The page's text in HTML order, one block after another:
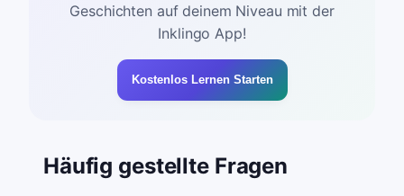
Geschichten auf deinem Niveau mit der
Inklingo App!
Kostenlos Lernen Starten
Häufig gestellte Fragen